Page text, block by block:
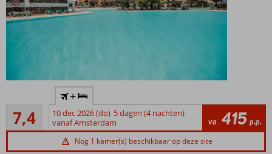
gelegen
Ruim opgezet
complex; ca. 2.000
m2 aan
7,4
Voldoende/goed
143
beoordelingen
+
10 dec 2026 (do) 5 dagen (4 nachten)
vanaf Amsterdam
va 415 p.p.
Nog 1 kamer(s) beschikbaar op deze site